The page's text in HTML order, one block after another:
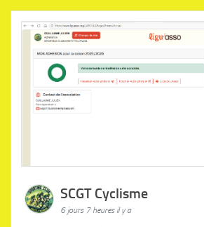
SCGT Cyclisme
6 jours 7 heures il y a